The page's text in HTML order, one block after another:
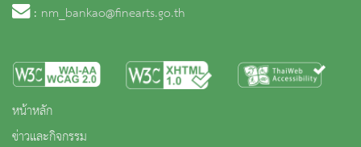
: nm_bankao@finearts.go.th
หน้าหลัก
ข่าวและกิจกรรม